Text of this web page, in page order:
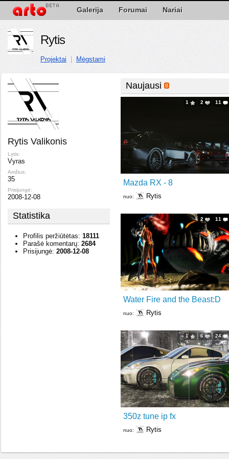
Galerija Forumai Nariai
Rytis
Projektai Mėgstami
Rytis Valikonis
Lytis:
Vyras
Amžius:
35
Prisijungė:
2008-12-08
Statistika
Profilis peržiūtėtas: 18111
Parašė komentarų: 2684
Prisijungė: 2008-12-08
Naujausi 8
1 2 11
Mazda RX - 8
nuo: Rytis
2 11
Water Fire and the Beast:D
nuo: Rytis
1 6 24
350z tune ip fx
nuo: Rytis